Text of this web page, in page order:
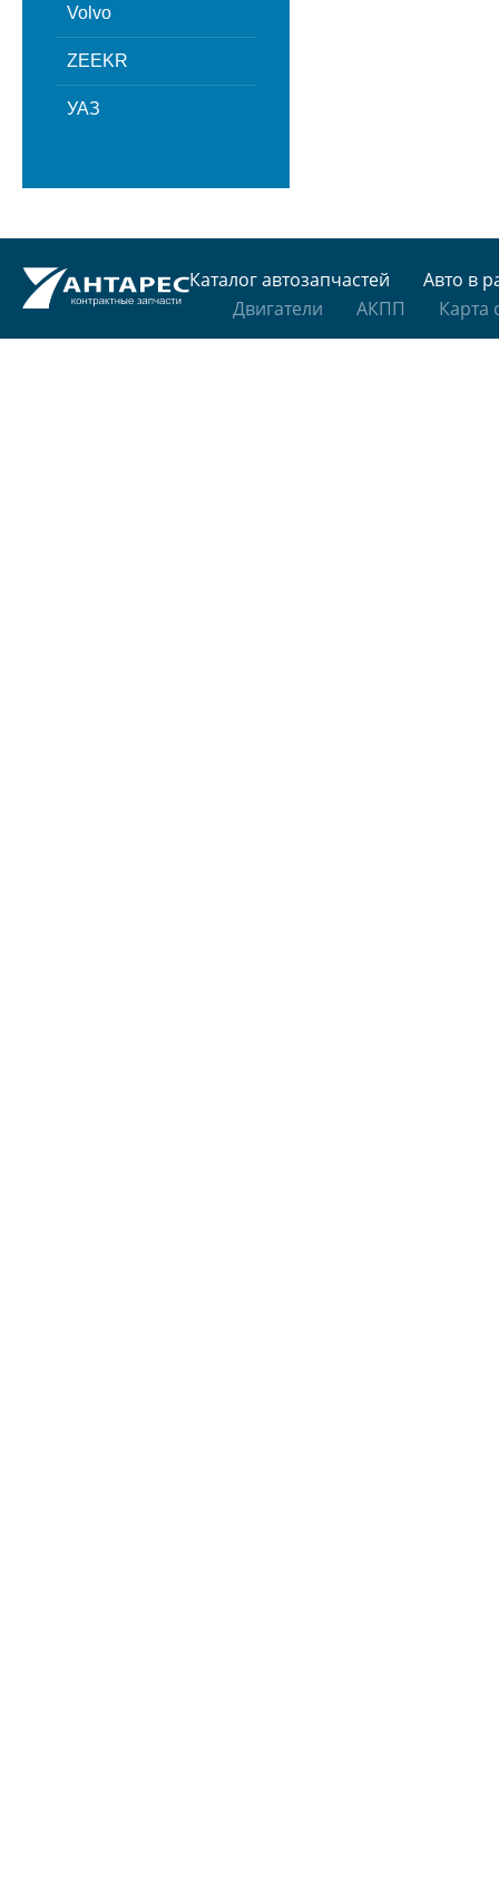
Volvo
ZEEKR
УАЗ
Каталог автозапчастей
Авто в
Двигатели
АКПП Карта